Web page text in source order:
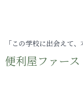
「この学校に出会えて
便利屋ファース